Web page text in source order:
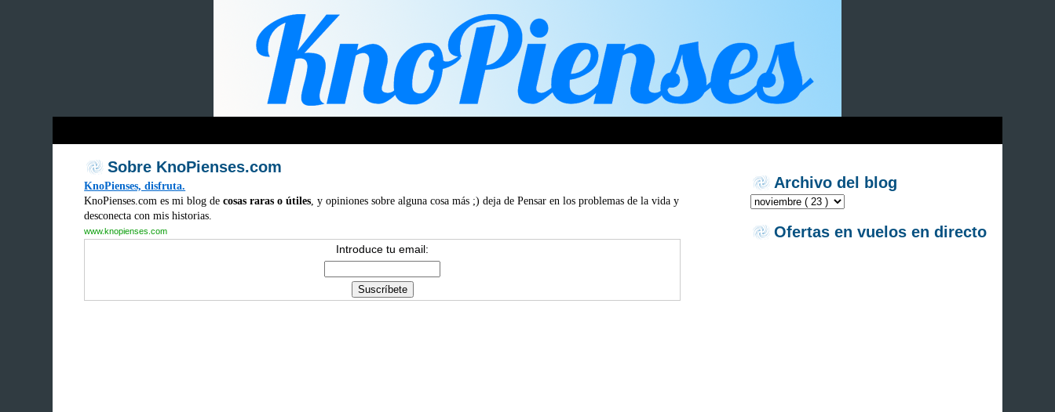
Sobre KnoPienses.com
KnoPienses, disfruta.
KnoPienses.com es mi blog decosas raras o útiles , y opiniones sobre alguna cosa más ;) deja de Pensar en los problemas de la vida y
desconecta con mis historias.
www.knopienses.com
Introduce tu email:
Archivo del blog
Ofertas en vuelos en directo